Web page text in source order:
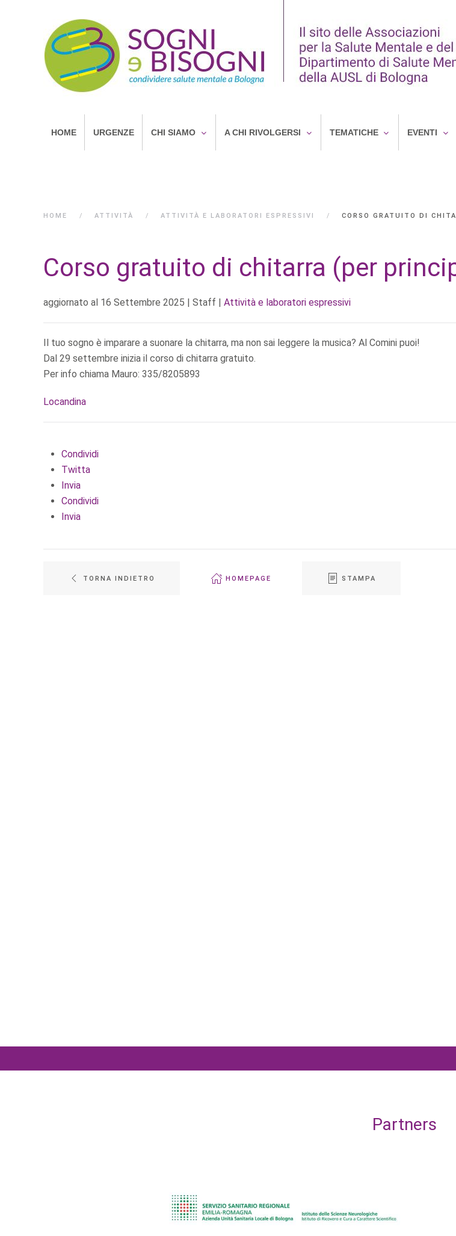
HOME URGENZE CHI SIAMO A CHI RIVOLGERSI TEMATICHE EVENTI
HOME ATTIVITÀ ATTIVITÀ E LABORATORI ESPRESSIVI CORSO GRATUITO DI
Corso gratuito di chitarra (per
aggiornato al 16 Settembre 2025 | Staff | Attività e laboratori espressivi
Il tuo sogno è imparare a suonare la chitarra, ma non sai leggere la musica? Al Comini puoi!
Dal 29 settembre inizia il corso di chitarra gratuito.
Per info chiama Mauro: 335/8205893
Locandina
Condividi
Twitta
Invia
Condividi
Invia
TORNA INDIETRO HOMEPAGE STAMPA
Partners